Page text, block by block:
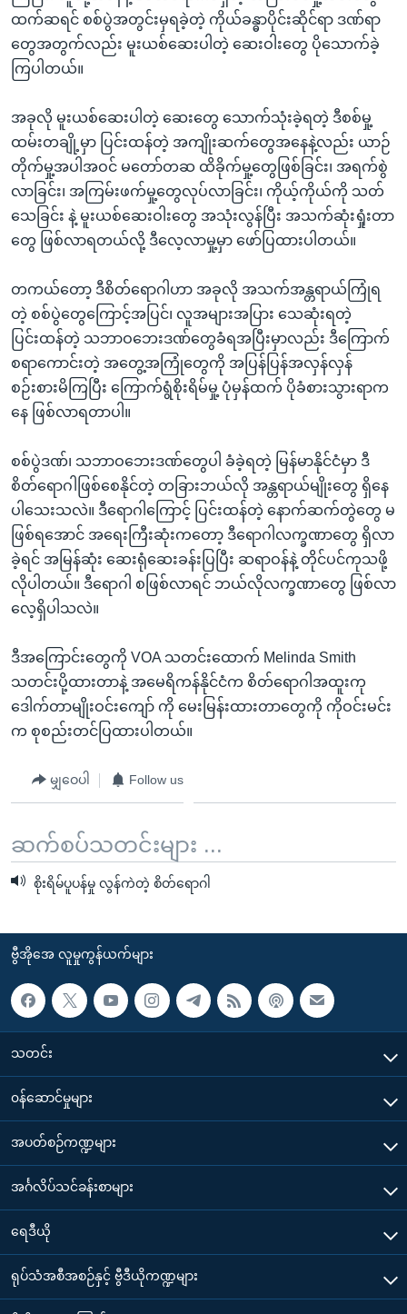
ထက်ဆရင် စစ်ပွဲအတွင်းမှရခဲ့တဲ့ ကိုယ်ခန္ဓာပိုင်းဆိုင်ရာ ဒဏ်ရာ
တွေအတွက်လည်း မူးယစ်ဆေးပါတဲ့ ဆေးဝါးတွေ ပိုသောက်ခဲ့
ကြပါတယ်။
အခုလို မူးယစ်ဆေးပါတဲ့ ဆေးတွေ သောက်သုံးခဲ့ရတဲ့ ဒီစစ်မှု့
ထမ်းတချို့မှာ ပြင်းထန်တဲ့ အကျိုးဆက်တွေအနေနဲ့လည်း ယာဉ်
တိုက်မှု့အပါအဝင် မတော်တဆ ထိခိုက်မှု့တွေဖြစ်ခြင်း၊ အရက်စွဲ
လာခြင်း၊ အကြမ်းဖက်မှု့တွေလုပ်လာခြင်း၊ ကိုယ့်ကိုယ်ကို သတ်
သေခြင်း နဲ့ မူးယစ်ဆေးဝါးတွေ အသုံးလွန်ပြီး အသက်ဆုံးရှုံးတာ
တွေ ဖြစ်လာရတယ်လို့ ဒီလေ့လာမှု့မှာ ဖော်ပြထားပါတယ်။
တကယ်တော့ ဒီစိတ်ရောဂါဟာ အခုလို အသက်အန္တရာယ်ကြုံရ
တဲ့ စစ်ပွဲတွေကြောင့်အပြင်၊ လူအများအပြား သေဆုံးရတဲ့
ပြင်းထန်တဲ့ သဘာဝဘေးဒဏ်တွေခံရအပြီးမှာလည်း ဒီကြောက်
စရာကောင်းတဲ့ အတွေ့အကြုံတွေကို အပြန်ပြန်အလှန်လှန်
စဉ်းစားမိကြပြီး ကြောက်ရွံစိုးရိမ်မှု့ ပုံမှန်ထက် ပိုခံစားသွားရာက
နေ ဖြစ်လာရတာပါ။
စစ်ပွဲဒဏ်၊ သဘာဝဘေးဒဏ်တွေပါ ခံခဲ့ရတဲ့ မြန်မာနိုင်ငံမှာ ဒီ
စိတ်ရောဂါဖြစ်စေနိုင်တဲ့ တခြားဘယ်လို အန္တရာယ်မျိုးတွေ ရှိနေ
ပါသေးသလဲ။ ဒီရောဂါကြောင့် ပြင်းထန်တဲ့ နောက်ဆက်တွဲတွေ မ
ဖြစ်ရအောင် အရေးကြီးဆုံးကတော့ ဒီရောဂါလက္ခဏာတွေ ရှိလာ
ခဲ့ရင် အမြန်ဆုံး ဆေးရုံဆေးခန်းပြပြီး ဆရာဝန်နဲ့ တိုင်ပင်ကုသဖို့
လိုပါတယ်။ ဒီရောဂါ စဖြစ်လာရင် ဘယ်လိုလက္ခဏာတွေ ဖြစ်လာ
လေ့ရှိပါသလဲ။
ဒီအကြောင်းတွေကို VOA သတင်းထောက် Melinda Smith
သတင်းပို့ထားတာနဲ့ အမေရိကန်နိုင်ငံက စိတ်ရောဂါအထူးကု
ဒေါက်တာမျိုးဝင်းကျော် ကို မေးမြန်းထားတာတွေကို ကိုဝင်းမင်း
က စုစည်းတင်ပြထားပါတယ်။
မျှဝေပါ Follow us
ဆက်စပ်သတင်းများ ...
စိုးရိမ်ပူပန်မှု လွန်ကဲတဲ့ စိတ်ရောဂါ
ဗွီအိုအေ လူမှုကွန်ယက်များ
သတင်း
၀န်ဆောင်မှုများ
အပတ်စဉ်ကဏ္ဍများ
အင်္ဂလိပ်သင်ခန်းစာများ
ရေဒီယို
ရုပ်သံအစီအစဉ်နှင့် ဗွီဒီယိုကဏ္ဍများ